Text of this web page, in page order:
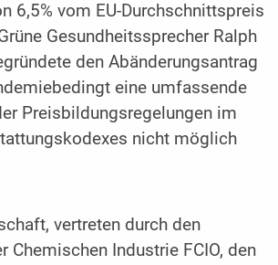
6,5% vom EU-Durchschnittspreis
Gesundheitssprecher Ralph
den Abänderungsantrag
eine umfassende
Preisbildungsregelungen im
nicht möglich
vertreten durch den
Chemischen Industrie FCIO, den